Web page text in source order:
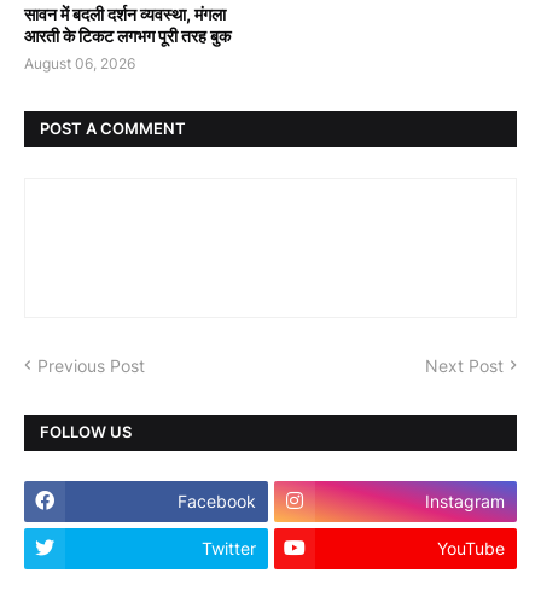
सावन में बदली दर्शन व्यवस्था, मंगला
आरती के टिकट लगभग पूरी तरह बुक
August 06, 2026
POST A COMMENT
Previous Post Next Post
FOLLOW US
Facebook Instagram
Twitter YouTube